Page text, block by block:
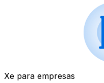
Xe para empresas